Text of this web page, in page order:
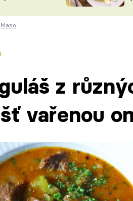
TALÍŘI
Maso
z
vařenou